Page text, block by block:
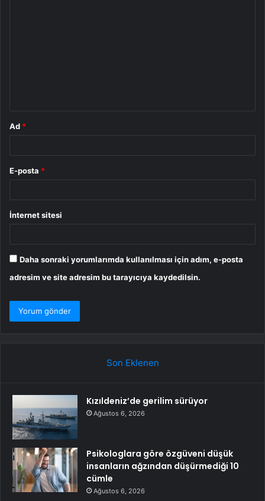
Ad *
E-posta *
İnternet sitesi
Daha sonraki yorumlarımda kullanılması için adım, e-posta
adresim ve site adresim bu tarayıcıya kaydedilsin.
Son Eklenen
Kızıldeniz’de gerilim sürüyor
Ağustos 6, 2026
Psikologlara göre özgüveni düşük
insanların ağzından düşürmediği 10
cümle
Ağustos 6, 2026